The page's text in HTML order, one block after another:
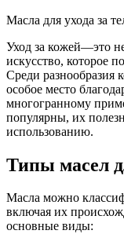
Масла для ухода за
Уход за кожей—это
искусство, которое
Среди разнообразия
особое место
многогранному
популярны, их
использованию.
Типы масел
Масла можно
включая их
основные виды: